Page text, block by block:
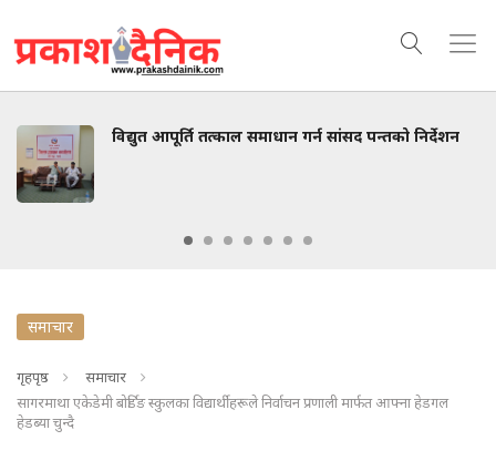
विद्युत आपूर्ति तत्काल समाधान गर्न सांसद पन्तको निर्देशन
समाचार
गृहपृष्ठ
समाचार
सागरमाथा एकेडेमी बोर्डिङ स्कुलका विद्यार्थीहरूले निर्वाचन प्रणाली मार्फत आफ्ना हेडगल
हेडब्या चुन्दै